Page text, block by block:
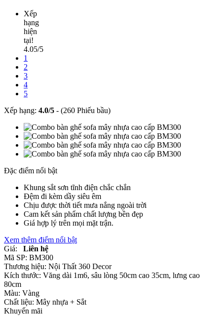
Xếp
hạng
hiện
tại!
4.05/5
1
2
3
4
5
Xếp hạng: 4.0/5 - (260 Phiếu bầu)
Đặc điểm nổi bật
Khung sắt sơn tĩnh điện chắc chắn
Đệm đi kèm dầy siêu êm
Chịu được thời tiết mưa nắng ngoài trời
Cam kết sản phẩm chất lượng bền đẹp
Giá hợp lý trên mọi mặt trận.
Xem thêm điểm nổi bật
Giá:
Liên hệ
Mã SP: BM300
Thương hiệu: Nội Thất 360 Decor
Kích thước: Văng dài 1m6, sâu lòng 50cm cao 35cm, lưng cao
80cm
Màu: Vàng
Chất liệu: Mây nhựa + Sắt
Khuyến mãi